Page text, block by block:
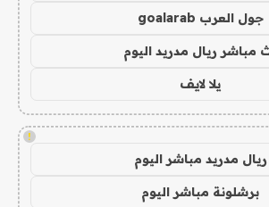
جول العرب goalarab
مباشر ريال مدريد اليوم
يلا لايف
!
ريال مدريد مباشر اليوم
برشلونة مباشر اليوم